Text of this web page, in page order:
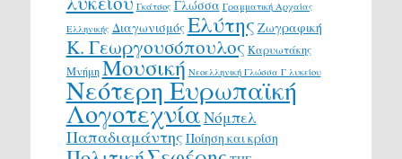
Γκάτσος Γλώσσα Γραμματική Αρχαίας
Ελληνικής ΔιαγωνισμόςΕλύτης Ζωγραφική
Κ. Γεωργουσόπουλος Καρυωτάκης
ΜνήμηΜουσική Νεοελληνική Γλώσσα Γ λυκείου
Νεότερη Ευρωπαϊκή
ΛογοτεχνίαΝόμπελ
Παπαδιαμάντης Ποίηση και κρίση